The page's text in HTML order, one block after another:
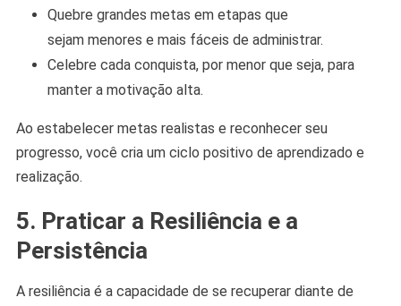
Quebre grandes metas em etapas que
sejam menores e mais fáceis de administrar.
Celebre cada conquista, por menor que seja, para
manter a motivação alta.
Ao estabelecer metas realistas e reconhecer seu
progresso, você cria um ciclo positivo de aprendizado e
realização.
5. Praticar a Resiliência e a
Persistência
A resiliência é a capacidade de se recuperar diante de